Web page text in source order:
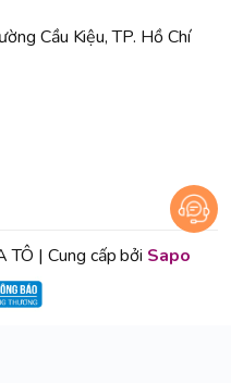
Cầu Kiệu, TP. Hồ Chí
| Cung cấp bởi Sapo